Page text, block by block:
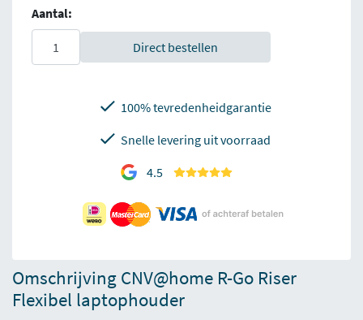
Aantal:
Direct bestellen
100% tevredenheidgarantie
Snelle levering uit voorraad
4.5
Omschrijving CNV@home R-Go Riser
Flexibel laptophouder